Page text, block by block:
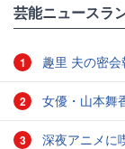
芸能ニュースラ
1 趣里 夫の密
2 女優・山本舞
3 深夜アニメに